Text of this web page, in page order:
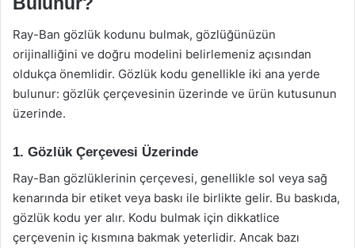
Ray-Ban gözlük kodunu bulmak, gözlüğünüzün
orijinalliğini ve doğru modelini belirlemeniz açısından
oldukça önemlidir. Gözlük kodu genellikle iki ana yerde
bulunur: gözlük çerçevesinin üzerinde ve ürün kutusunun
üzerinde.
1. Gözlük Çerçevesi Üzerinde
Ray-Ban gözlüklerinin çerçevesi, genellikle sol veya sağ
kenarında bir etiket veya baskı ile birlikte gelir. Bu baskıda,
gözlük kodu yer alır. Kodu bulmak için dikkatlice
çerçevenin iç kısmına bakmak yeterlidir. Ancak bazı